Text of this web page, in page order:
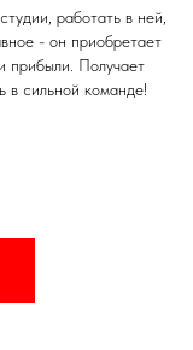
работать в ней,
- он приобретает
прибыли. Получает
в сильной команде!